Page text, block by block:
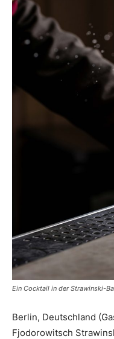
Ein Cocktail in der Strawinski-
Berlin, Deutschland
Fjodorowitsch